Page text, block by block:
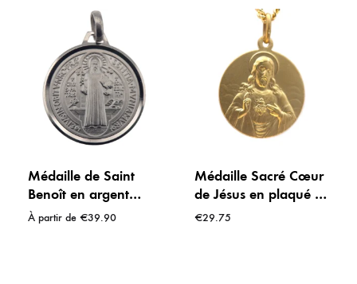
Médaille de Saint
Benoît en argent
massif 925 –
À partir de €39.90
Médaille Sacré Cœur
de Jésus en plaqué or
– 20 mm
€29.75